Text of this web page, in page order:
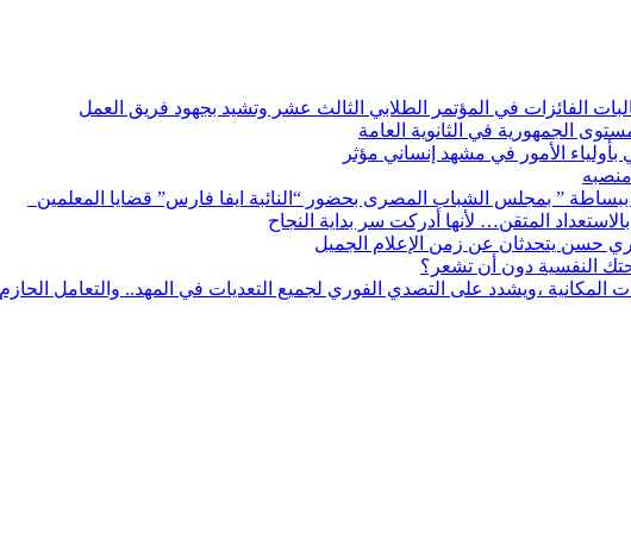
الفائزات في المؤتمر الطلابي الثالث عشر وتشيد بجهود فريق العمل
الجمهورية في الثانوية العامة
الأمور في مشهد إنساني مؤثر
” بمجلس الشباب المصرى بحضور “النائبة ايفا فارس” قضايا المعلمين
المتقن… لأنها أدركت سر بداية النجاح
حسن يتحدثان عن زمن الإعلام الجميل
النفسية دون أن تشعر؟
،ويشدد على التصدي الفوري لجميع التعديات في المهد.. والتعامل الحازم